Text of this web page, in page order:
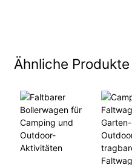
Ähnliche Produkte